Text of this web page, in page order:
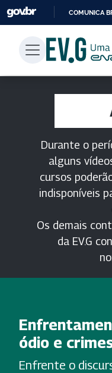
COMUNICA
Durante o
alguns
cursos
indisponíveis
Os demais
da EV.G
ódio e
Enfrente o